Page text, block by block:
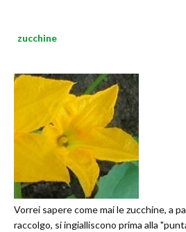
zucchine
Vorrei sapere come mai le zucchine, a
raccolgo, si ingialliscono prima alla